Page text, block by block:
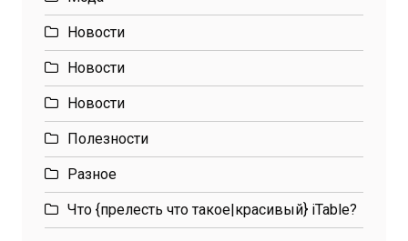
Новости
Новости
Новости
Полезности
Разное
Что {прелесть что такое|красивый} iTable?